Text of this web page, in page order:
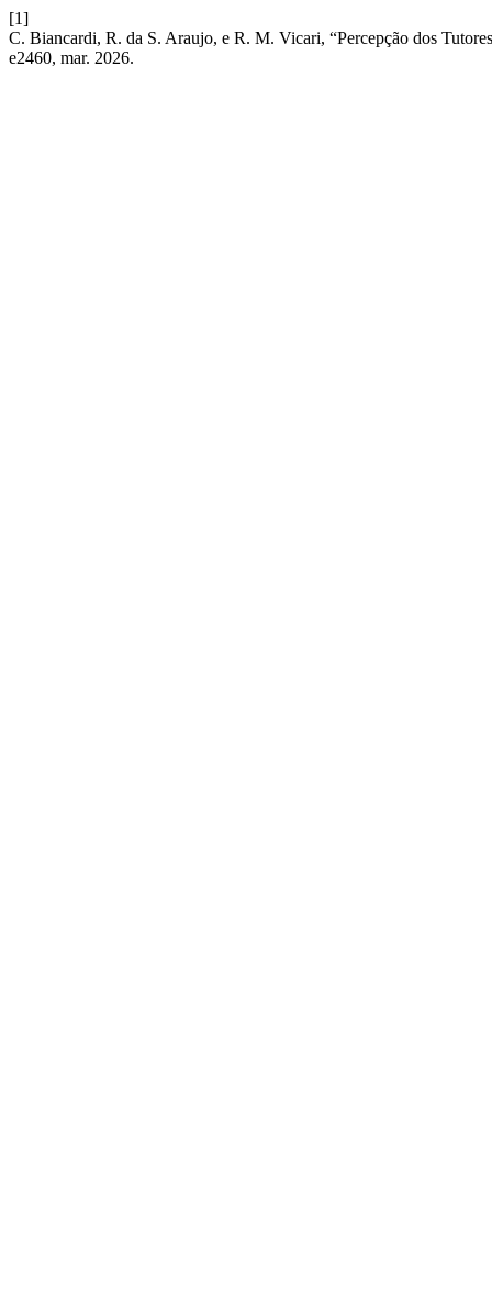
[1]
C. Biancardi, R. da S. Araujo, e R. M. Vicari, “Percepção dos
e2460, mar. 2026.